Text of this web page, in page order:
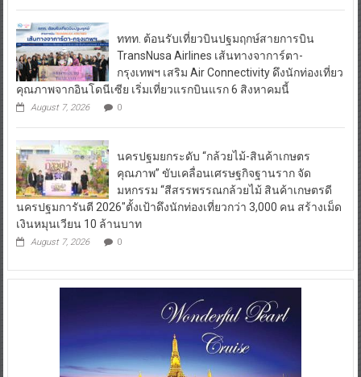
ททท. ต้อนรับเที่ยวบินปฐมฤกษ์สายการบิน
TransNusa Airlines เส้นทางจาการ์ตา-
กรุงเทพฯ เสริม Air Connectivity ดึงนักท่องเที่ยว
คุณภาพจากอินโดนีเซีย เริ่มเที่ยวแรกบินแรก 6 สิงหาคมนี้
August 7, 2026 0
นครปฐมยกระดับ “กล้วยไม้-สินค้าเกษตร
คุณภาพ” ขับเคลื่อนเศรษฐกิจฐานราก จัด
มหกรรม “สีสรรพรรณกล้วยไม้ สินค้าเกษตรดี
นครปฐมการันตี 2026″ตั้งเป้าดึงนักท่องเที่ยวกว่า 3,000 คน สร้างเม็ด
เงินหมุนเวียน 10 ล้านบาท
August 7, 2026 0